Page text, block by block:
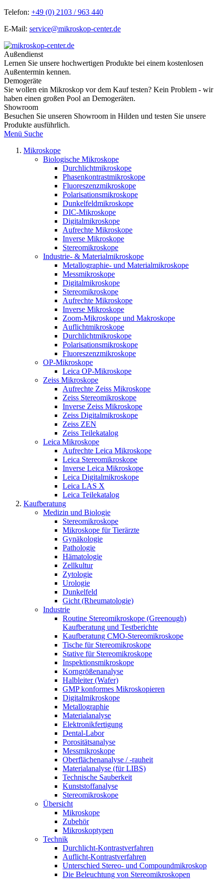
Telefon: +49 (0) 2103 / 963 440
E-Mail: service@mikroskop-center.de
Außendienst
Lernen Sie unsere hochwertigen Produkte bei einem kostenlosen
Außentermin kennen.
Demogeräte
Sie wollen ein Mikroskop vor dem Kauf testen? Kein Problem - wir
haben einen großen Pool an Demogeräten.
Showroom
Besuchen Sie unseren Showroom in Hilden und testen Sie unsere
Produkte ausführlich.
Menü Suche
Mikroskope
Biologische Mikroskope
Durchlichtmikroskope
Phasenkontrastmikroskope
Fluoreszenzmikroskope
Polarisationsmikroskope
Dunkelfeldmikroskope
DIC-Mikroskope
Digitalmikroskope
Aufrechte Mikroskope
Inverse Mikroskope
Stereomikroskope
Industrie- & Materialmikroskope
Metallographie- und Materialmikroskope
Messmikroskope
Digitalmikroskope
Stereomikroskope
Aufrechte Mikroskope
Inverse Mikroskope
Zoom-Mikroskope und Makroskope
Auflichtmikroskope
Durchlichtmikroskope
Polarisationsmikroskope
Fluoreszenzmikroskope
OP-Mikroskope
Leica OP-Mikroskope
Zeiss Mikroskope
Aufrechte Zeiss Mikroskope
Zeiss Stereomikroskope
Inverse Zeiss Mikroskope
Zeiss Digitalmikroskope
Zeiss ZEN
Zeiss Teilekatalog
Leica Mikroskope
Aufrechte Leica Mikroskope
Leica Stereomikroskope
Inverse Leica Mikroskope
Leica Digitalmikroskope
Leica LAS X
Leica Teilekatalog
Kaufberatung
Medizin und Biologie
Stereomikroskope
Mikroskope für Tierärzte
Gynäkologie
Pathologie
Hämatologie
Zellkultur
Zytologie
Urologie
Dunkelfeld
Gicht (Rheumatologie)
Industrie
Routine Stereomikroskope (Greenough)
Kaufberatung und Testberichte
Kaufberatung CMO-Stereomikroskope
Tische für Stereomikroskope
Stative für Stereomikroskope
Inspektionsmikroskope
Korngrößenanalyse
Halbleiter (Wafer)
GMP konformes Mikroskopieren
Digitalmikroskope
Metallographie
Materialanalyse
Elektronikfertigung
Dental-Labor
Porositätsanalyse
Messmikroskope
Oberflächenanalyse / -rauheit
Materialanalyse (für LIBS)
Technische Sauberkeit
Kunststoffanalyse
Stereomikroskope
Übersicht
Mikroskope
Zubehör
Mikroskoptypen
Technik
Durchlicht-Kontrastverfahren
Auflicht-Kontrastverfahren
Unterschied Stereo- und Compoundmikroskop
Die Beleuchtung von Stereomikroskopen